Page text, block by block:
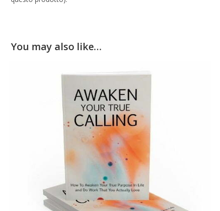
You may also like…